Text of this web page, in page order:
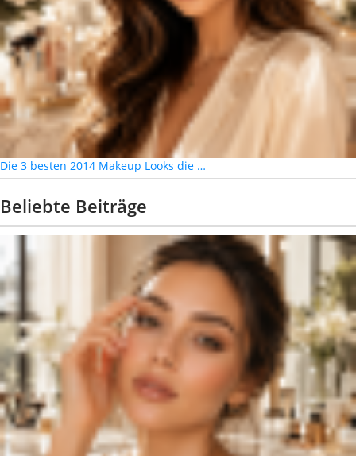
Die 3 besten 2014 Makeup Looks die …
Beliebte Beiträge